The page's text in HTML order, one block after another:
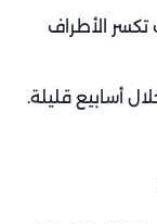
الأطراف
أسابيع قليلة.